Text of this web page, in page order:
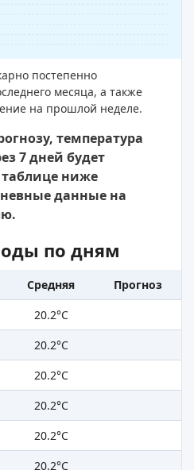
постепенно
месяца, а также
на прошлой неделе.
температура
7 дней будет
таблице ниже
данные на
по дням
Средняя
Прогноз
20.2°C
20.2°C
20.2°C
20.2°C
20.2°C
20.2°C